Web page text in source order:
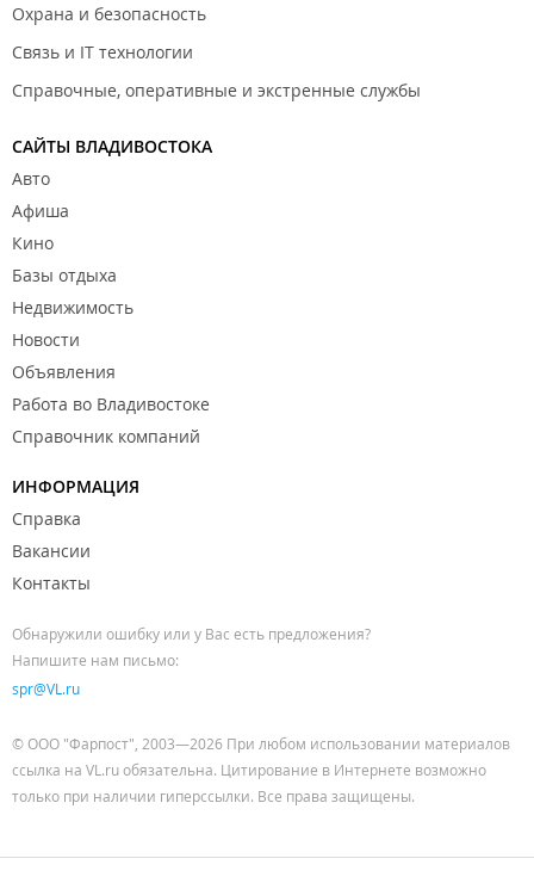
Охрана и безопасность
Связь и IT технологии
Справочные, оперативные и экстренные службы
САЙТЫ ВЛАДИВОСТОКА
Авто
Афиша
Кино
Базы отдыха
Недвижимость
Новости
Объявления
Работа во Владивостоке
Справочник компаний
ИНФОРМАЦИЯ
Справка
Вакансии
Контакты
Обнаружили ошибку или у Вас есть предложения?
Напишите нам письмо:
spr@VL.ru
© ООО "Фарпост", 2003—2026 При любом использовании материалов
ссылка на VL.ru обязательна. Цитирование в Интернете возможно
только при наличии гиперссылки. Все права защищены.